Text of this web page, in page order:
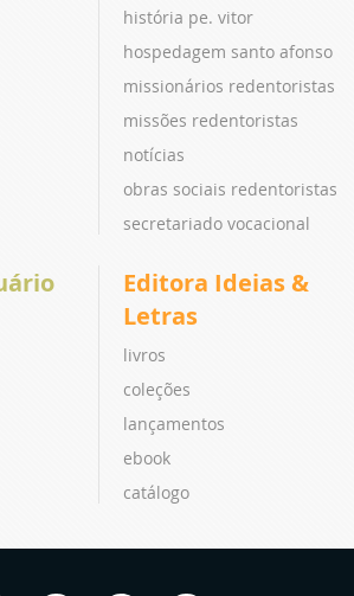
história pe. vitor
hospedagem santo afonso
missionários redentoristas
missões redentoristas
notícias
obras sociais redentoristas
secretariado vocacional
Editora Ideias &
Letras
livros
coleções
lançamentos
ebook
catálogo